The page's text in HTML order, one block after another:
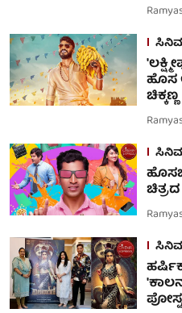
ಹೊಸ
ಚಿಕ್ಕಣ್ಣ